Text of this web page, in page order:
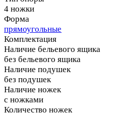
4 ножки
Форма
прямоугольные
Комплектация
Наличие бельевого ящика
без бельевого ящика
Наличие подушек
без подушек
Наличие ножек
с ножками
Количество ножек